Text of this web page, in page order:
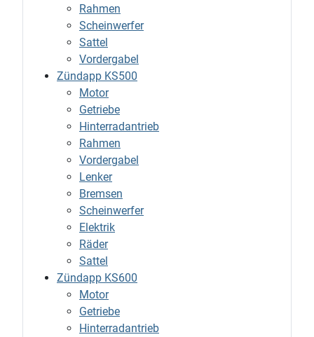
Rahmen
Scheinwerfer
Sattel
Vordergabel
Zündapp KS500
Motor
Getriebe
Hinterradantrieb
Rahmen
Vordergabel
Lenker
Bremsen
Scheinwerfer
Elektrik
Räder
Sattel
Zündapp KS600
Motor
Getriebe
Hinterradantrieb